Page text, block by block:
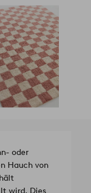
oder
Hauch von
wird. Dies